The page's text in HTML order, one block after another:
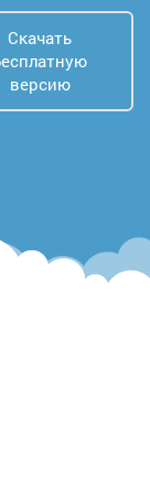
Скачать
версию